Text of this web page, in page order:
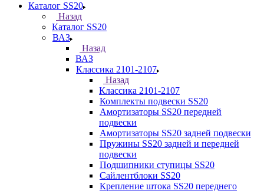
Каталог SS20
Назад
Каталог SS20
ВАЗ
Назад
ВАЗ
Классика 2101-2107
Назад
Классика 2101-2107
Комплекты подвески SS20
Амортизаторы SS20 передней
подвески
Амортизаторы SS20 задней подвески
Пружины SS20 задней и передней
подвески
Подшипники ступицы SS20
Сайлентблоки SS20
Крепление штока SS20 переднего